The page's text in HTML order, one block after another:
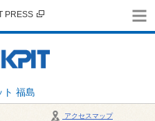
ト 福島
PRESS
アクセスマップ